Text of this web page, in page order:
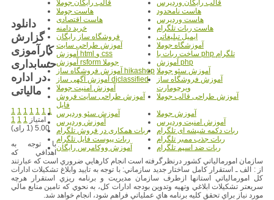
قالب رایگان وردپرس
قالب رایگان جوملا
هاست نامحدود
هاست جوملا
هاست وردپرس
هاست اقتصادی
هاست ربات تلگرام
خرید دامنه
ایمیل تبلیغاتی
فروشگاه ساز رایگان
آموزشگاه جوملا
آموزش طراحی سایت
ساخت ربات با php تلگرام
آموزش html و css
آموزش php
آموزش rsform جوملا
آموزش سئو جوملا آموزش فروشگاه ساز hikashop
آموزش فروشگاه ساز
ویرچومارت
آموزش آگهی ساز djclassified
آموزش امنیت جوملا
آموزش طراحی قالب جوملا
آموزش طراحی سایت فروش
فایل
آموزش جوملا
آموزش سئو وردپرس
آموزش امنیت وردپرس
آموزش وردپرس
ربات دکمه شیشه ای تلگرام
ربات همکاری در فروش تلگرام
ربات جذب ممبر تلگرام
ربات پیوست فایل تلگرام
ربات ضد اسپم تلگرام
آموزش ووکامرس رایگان
دانلود
گزارش
کارآموزی
حسابداری
در اداره
مالیاتی
1 1 1 1 1 1 1
1 1 1 امتیاز
5.00 (1 رای)
با توجه به
اهدافي كه
سازمان امورمالياتي كشور درنظرگرفته است انجام كارهايي ضروري است كه عبارتند
از : الف ـ استقرار كامل ساختار جديد سازماني: با توجه به تاييد وابلاغ تشكيلات ادارات
كل امورمالياتي استانها ازطرف سازمان مديريت و برنامه ريزي استقرار هرچه
سريعتر تشكيلات ابلاغي وتهيه وتدوين بودجه ادارات كل، به نحوي كه تامين منابع مالي
مورد نياز براي تحقق كليه برنامه هاي عملياتي فراهم شود، انجام خواهد شد.